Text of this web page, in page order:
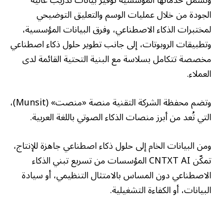
الجودة من خلال عمليات الوسم والتعليق التوضيحي
لمختبرات الذكاء الاصطناعي، وفرق البيانات المؤسسية،
وتطبيقات الروبوتات، إلى جانب تطوير حلول ذكاء اصطناعي
مخصصة تتكامل بسلاسة مع البنية التحتية القائمة لدى
العملاء.
وتضم محفظة الشركة التقنية منصة «منصت» (Munsit)،
التي تُعد من أبرز منصات الذكاء الصوتي باللغة العربية.
ومن البيانات الخام إلى حلول ذكاء اصطناعي جاهزة للإنتاج،
تمكّن CNTXT AI المؤسسات من تسريع تبني الذكاء
الاصطناعي دون المساس بالامتثال التنظيمي، أو سيادة
البيانات، أو الكفاءة التشغيلية.